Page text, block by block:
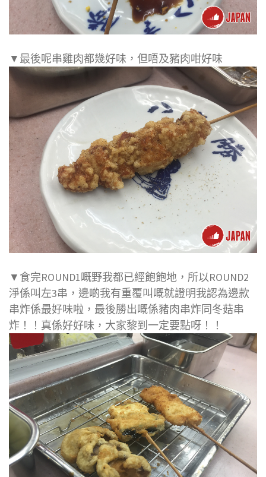
▼最後呢串雞肉都幾好味，但唔及豬肉咁好味
▼食完ROUND1嘅野我都已經飽飽地，所以ROUND2
淨係叫左3串，邊啲我有重覆叫嘅就證明我認為邊款
串炸係最好味啦，最後勝出嘅係豬肉串炸同冬菇串
炸！！真係好好味，大家黎到一定要點呀！！